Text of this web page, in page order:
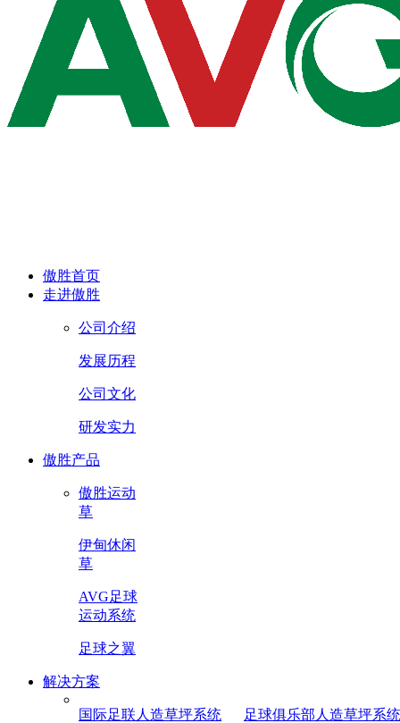
傲胜首页
走进傲胜
公司介绍
发展历程
公司文化
研发实力
傲胜产品
傲胜运动
草
伊甸休闲
草
AVG足球
运动系统
足球之翼
解决方案
国际足联人造草坪系统 足球俱乐部人造草坪系统